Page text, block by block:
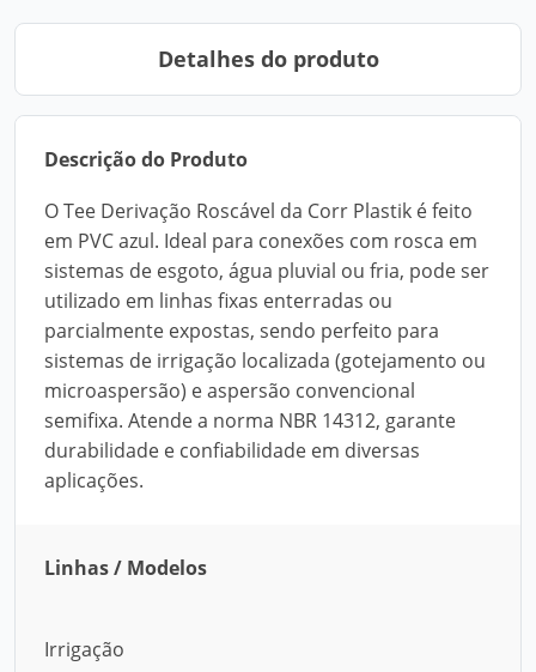
Detalhes do produto
Descrição do Produto
O Tee Derivação Roscável da Corr Plastik é feito
em PVC azul. Ideal para conexões com rosca em
sistemas de esgoto, água pluvial ou fria, pode ser
utilizado em linhas fixas enterradas ou
parcialmente expostas, sendo perfeito para
sistemas de irrigação localizada (gotejamento ou
microaspersão) e aspersão convencional
semifixa. Atende a norma NBR 14312, garante
durabilidade e confiabilidade em diversas
aplicações.
Linhas / Modelos
Irrigação